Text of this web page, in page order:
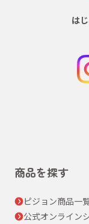
は
商品を探す
ピジョン商品一
公式オンライン